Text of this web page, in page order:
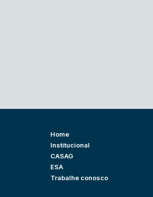
Home
Institucional
CASAG
ESA
Trabalhe conosco